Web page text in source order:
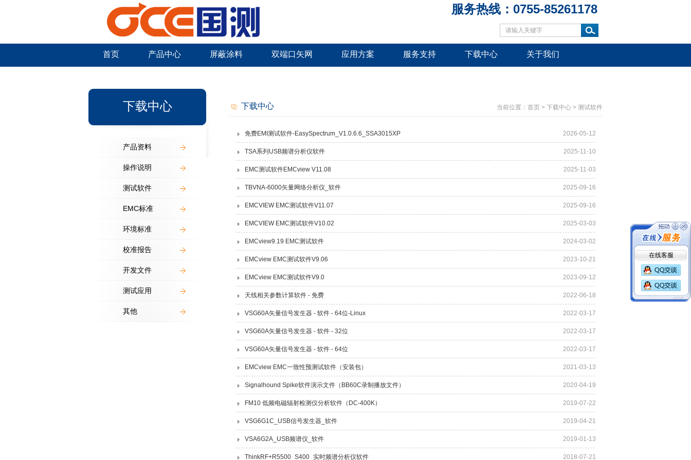
服务热线：0755-85261178
首页 产品中心 屏蔽涂料 双端口矢网 应用方案 服务支持 下载中心 关于我们
下载中心
产品资料
操作说明
测试软件
EMC标准
环境标准
校准报告
开发文件
测试应用
其他
当前位置： 首页 > 下载中心 > 测试软件
下载中心
2026-05-12
免费EMI测试软件-EasySpectrum_V1.0.6.6_SSA3015XP
2025-11-10
TSA系列USB频谱分析仪软件
2025-11-03
EMC测试软件EMCview V11.08
2025-09-16
TBVNA-6000矢量网络分析仪_软件
2025-09-16
EMCVIEW EMC测试软件V11.07
2025-03-03
EMCVIEW EMC测试软件V10.02
2024-03-02
EMCview9.19 EMC测试软件
2023-10-21
EMCview EMC测试软件V9.06
2023-09-12
EMCview EMC测试软件V9.0
2022-06-18
天线相关参数计算软件 - 免费
2022-03-17
VSG60A矢量信号发生器 - 软件 - 64位-Linux
2022-03-17
VSG60A矢量信号发生器 - 软件 - 32位
2022-03-17
VSG60A矢量信号发生器 - 软件 - 64位
2021-03-13
EMCview EMC一致性预测试软件（安装包）
2020-04-19
Signalhound Spike软件演示文件（BB60C录制播放文件）
2019-07-22
FM10 低频电磁辐射检测仪分析软件（DC-400K）
2019-04-21
VSG6G1C_USB信号发生器_软件
2019-01-13
VSA6G2A_USB频谱仪_软件
2018-07-21
ThinkRF+R5500_S400_实时频谱分析仪软件
在线客服